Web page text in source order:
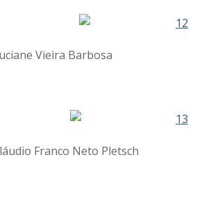
Vieira Barbosa
Franco Neto Pletsch